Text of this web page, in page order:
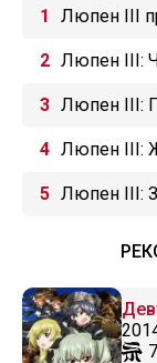
Люпен III
Люпен III:
Люпен III:
Люпен III:
шестой)
Люпен III: